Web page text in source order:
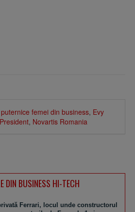
femei din business, Evy
, Novartis Romania
DIN BUSINESS HI-TECH
Ferrari, locul unde constructorul